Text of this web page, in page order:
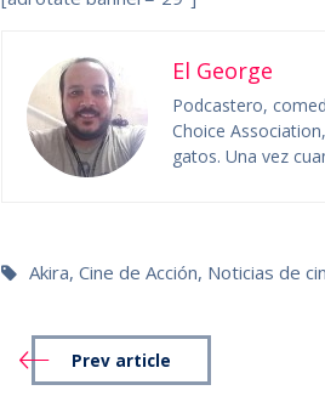
El George
Podcastero,
Choice
gatos. Una vez
Akira,Cine de Acción, Noticias de
Prev article